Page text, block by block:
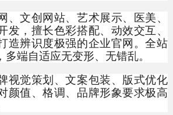
文创网站、艺术展示、医美、
发，擅长色彩搭配、动效交互、
造辨识度极强的企业官网。全站
端自适应无变形、无错乱。
觉策划、文案包装、版式优化
颜值、格调、品牌形象要求极高